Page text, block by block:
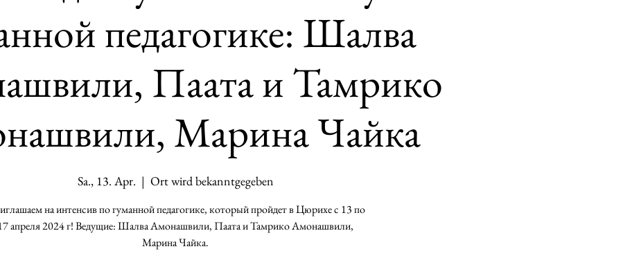
педагогике: Шалва
Паата и Тамрико
Марина Чайка
Sa., 13. Apr.
  |
Ort wird bekanntgegeben
на интенсив по гуманной педагогике, который пройдет в Цюрихе с 13 по
апреля 2024 г! Ведущие: Шалва Амонашвили, Паата и Тамрико Амонашвили,
Марина Чайка.